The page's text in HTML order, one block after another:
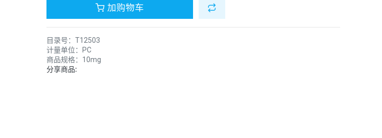
加购物车
目录号： T12503
计量单位：
PC
商品规格： 10mg
分享商品: